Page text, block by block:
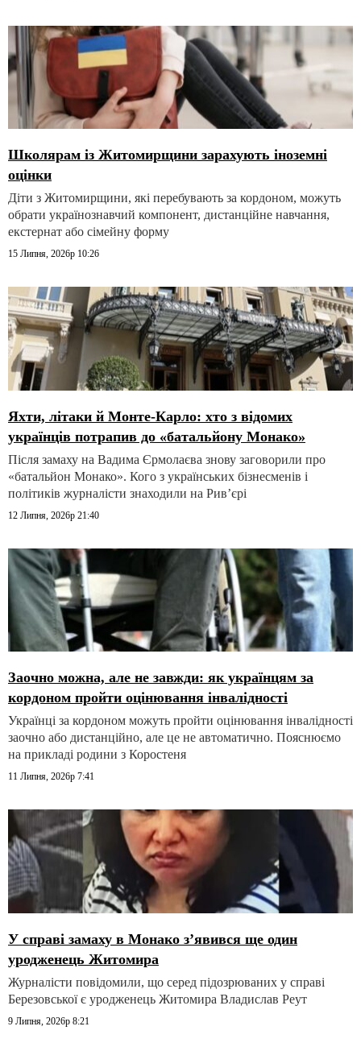
Школярам із Житомирщини зарахують іноземні
оцінки
Діти з Житомирщини, які перебувають за кордоном, можуть
обрати українознавчий компонент, дистанційне навчання,
екстернат або сімейну форму
15 Липня, 2026р 10:26
Яхти, літаки й Монте-Карло: хто з відомих
українців потрапив до «батальйону Монако»
Після замаху на Вадима Єрмолаєва знову заговорили про
«батальйон Монако». Кого з українських бізнесменів і
політиків журналісти знаходили на Рив’єрі
12 Липня, 2026р 21:40
Заочно можна, але не завжди: як українцям за
кордоном пройти оцінювання інвалідності
Українці за кордоном можуть пройти оцінювання інвалідності
заочно або дистанційно, але це не автоматично. Пояснюємо
на прикладі родини з Коростеня
11 Липня, 2026р 7:41
У справі замаху в Монако зʼявився ще один
уродженець Житомира
Журналісти повідомили, що серед підозрюваних у справі
Березовської є уродженець Житомира Владислав Реут
9 Липня, 2026р 8:21